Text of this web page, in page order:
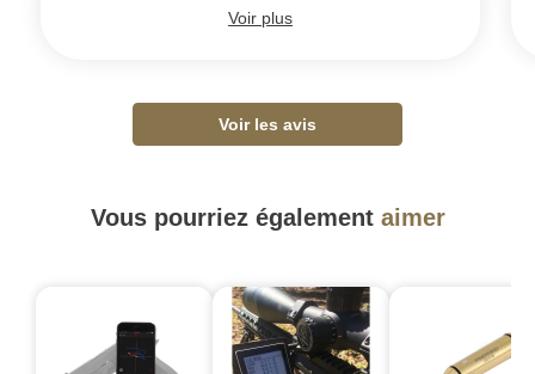
Voir plus
Voir les avis
Vous pourriez également aimer